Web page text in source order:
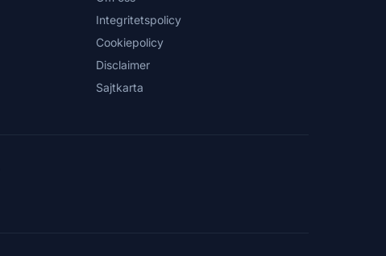
Integritetspolicy
Cookiepolicy
Disclaimer
Sajtkarta